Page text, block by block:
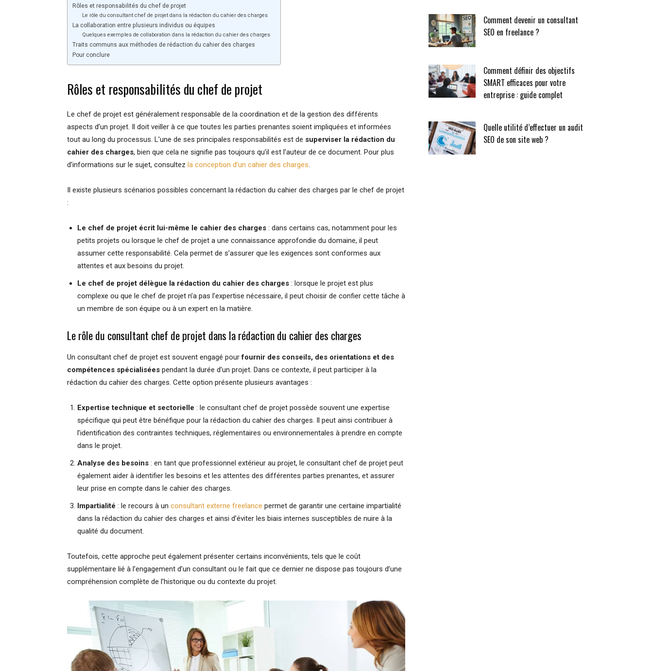
Rôles et responsabilités du chef de projet
Le rôle du consultant chef de projet dans la rédaction du cahier des charges
La collaboration entre plusieurs individus ou équipes
Quelques exemples de collaboration dans la rédaction du cahier des charges
Traits communs aux méthodes de rédaction du cahier des charges
Pour conclure
Rôles et responsabilités du chef de projet
Le chef de projet est généralement responsable de la coordination et de la gestion des différents
aspects d’un projet. Il doit veiller à ce que toutes les parties prenantes soient impliquées et informées
tout au long du processus. L’une de ses principales responsabilités est de superviser la rédaction du
cahier des charges, bien que cela ne signifie pas toujours qu’il est l’auteur de ce document. Pour plus
d’informations sur le sujet, consultez la conception d’un cahier des charges.
Il existe plusieurs scénarios possibles concernant la rédaction du cahier des charges par le chef de projet
:
Le chef de projet écrit lui-même le cahier des charges : dans certains cas, notamment pour les
petits projets ou lorsque le chef de projet a une connaissance approfondie du domaine, il peut
assumer cette responsabilité. Cela permet de s’assurer que les exigences sont conformes aux
attentes et aux besoins du projet.
Le chef de projet délègue la rédaction du cahier des charges : lorsque le projet est plus
complexe ou que le chef de projet n’a pas l’expertise nécessaire, il peut choisir de confier cette tâche à
un membre de son équipe ou à un expert en la matière.
Le rôle du consultant chef de projet dans la rédaction du cahier des charges
Un consultant chef de projet est souvent engagé pourfournir des conseils, des orientations et des
compétences spécialisées pendant la durée d’un projet. Dans ce contexte, il peut participer à la
rédaction du cahier des charges. Cette option présente plusieurs avantages :
Expertise technique et sectorielle : le consultant chef de projet possède souvent une expertise
spécifique qui peut être bénéfique pour la rédaction du cahier des charges. Il peut ainsi contribuer à
l’identification des contraintes techniques, réglementaires ou environnementales à prendre en compte
dans le projet.
Analyse des besoins : en tant que professionnel extérieur au projet, le consultant chef de projet peut
également aider à identifier les besoins et les attentes des différentes parties prenantes, et assurer
leur prise en compte dans le cahier des charges.
Impartialité : le recours à un consultant externe freelance permet de garantir une certaine impartialité
dans la rédaction du cahier des charges et ainsi d’éviter les biais internes susceptibles de nuire à la
qualité du document.
Toutefois, cette approche peut également présenter certains inconvénients, tels que le coût
supplémentaire lié à l’engagement d’un consultant ou le fait que ce dernier ne dispose pas toujours d’une
compréhension complète de l’historique ou du contexte du projet.
Comment devenir un consultant
SEO en freelance ?
Comment définir des objectifs
SMART efficaces pour votre
entreprise : guide complet
Quelle utilité d’effectuer un audit
SEO de son site web ?